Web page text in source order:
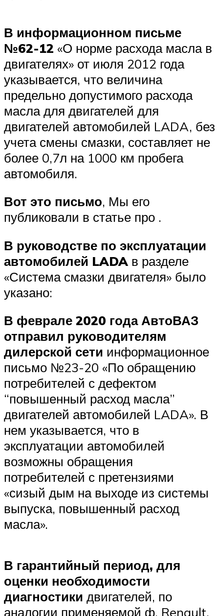
В информационном письме
№62-12 «О норме расхода масла в
двигателях» от июля 2012 года
указывается, что величина
предельно допустимого расхода
масла для двигателей для
двигателей автомобилей LADA, без
учета смены смазки, составляет не
более 0,7л на 1000 км пробега
автомобиля.
Вот это письмо, Мы его
публиковали в статье про .
В руководстве по эксплуатации
автомобилей LADA в разделе
«Система смазки двигателя» было
указано:
В феврале 2020 года АвтоВАЗ
отправил руководителям
дилерской сети информационное
письмо №23-20 «По обращению
потребителей с дефектом
“повышенный расход масла”
двигателей автомобилей LADA». В
нем указывается, что в
эксплуатации автомобилей
возможны обращения
потребителей с претензиями
«сизый дым на выходе из системы
выпуска, повышенный расход
масла».
В гарантийный период, для
оценки необходимости
диагностики двигателей, по
аналогии применяемой ф. Renault,